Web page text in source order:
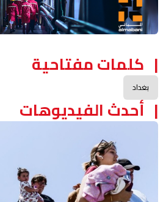
كلمات مفتاحية
بغداد
أحدث الفيديوهات